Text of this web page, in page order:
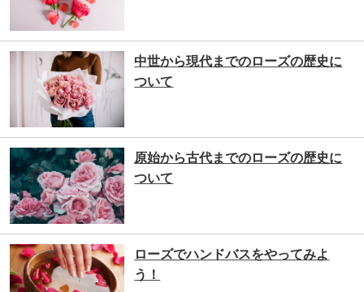
中世から現代までのローズの歴史に
ついて
原始から古代までのローズの歴史に
ついて
ローズでハンドバスをやってみよ
う！